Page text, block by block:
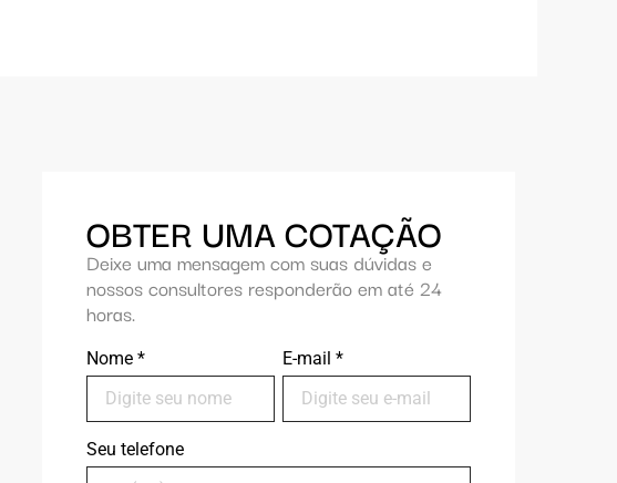
OBTER UMA COTAÇÃO
Deixe uma mensagem com suas dúvidas e
nossos consultores responderão em até 24
horas.
Nome * E-mail *
Seu telefone